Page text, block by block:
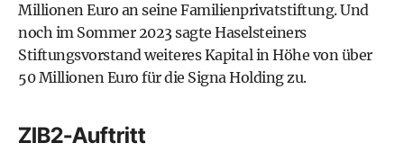
Millionen Euro an seine Familienprivatstiftung. Und
noch im Sommer 2023 sagte Haselsteiners
Stiftungsvorstand weiteres Kapital in Höhe von über
50 Millionen Euro für die Signa Holding zu.
ZIB2-Auftritt